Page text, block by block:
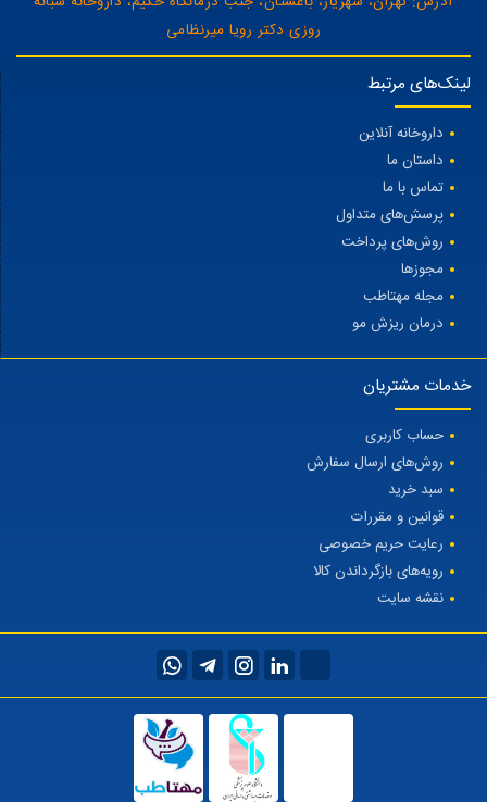
روزی دکتر رویا میرنظامی
لینک‌های مرتبط
داروخانه آنلاین
داستان ما
تماس با ما
پرسش‌های متداول
روش‌های پرداخت
مجوزها
مجله مهتاطب
درمان ریزش مو
خدمات مشتریان
حساب کاربری
روش‌های ارسال سفارش
سبد خرید
قوانین و مقررات
رعایت حریم خصوصی
رویه‌های بازگرداندن کالا
نقشه سایت